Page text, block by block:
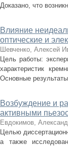
Доказано, что
Влияние
оптические и
Шевченко, Алексей
Цель работы:
характеристик
Основные
Возбуждение и
активными
Евдокимов,
Целью
а также